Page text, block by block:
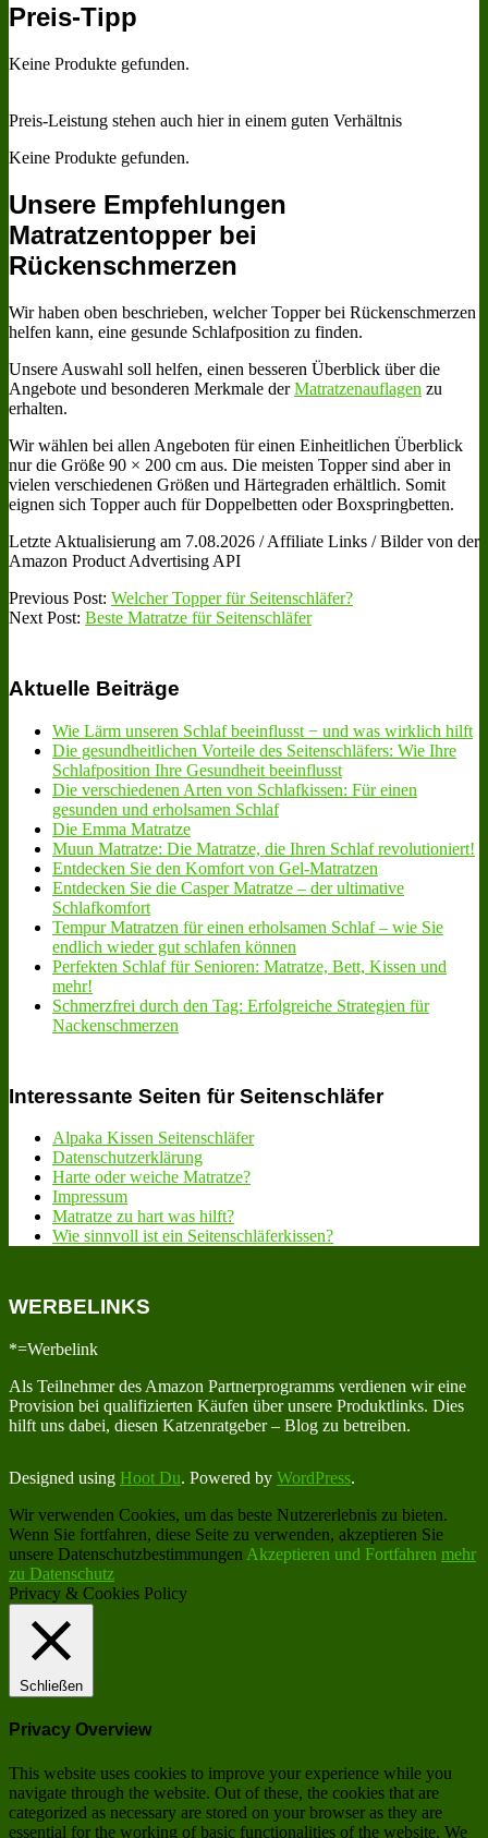
Preis-Tipp
Keine Produkte gefunden.
Preis-Leistung stehen auch hier in einem guten Verhältnis
Keine Produkte gefunden.
Unsere Empfehlungen
Matratzentopper bei
Rückenschmerzen
Wir haben oben beschrieben, welcher Topper bei Rückenschmerzen
helfen kann, eine gesunde Schlafposition zu finden.
Unsere Auswahl soll helfen, einen besseren Überblick über die
Angebote und besonderen Merkmale derMatratzenauflagen zu
erhalten.
Wir wählen bei allen Angeboten für einen Einheitlichen Überblick
nur die Größe 90 × 200 cm aus. Die meisten Topper sind aber in
vielen verschiedenen Größen und Härtegraden erhältlich. Somit
eignen sich Topper auch für Doppelbetten oder Boxspringbetten.
Letzte Aktualisierung am 7.08.2026 / Affiliate Links / Bilder von der
Amazon Product Advertising API
2022-
09-
Previous Post: Welcher Topper für Seitenschläfer?
Next Post: Beste Matratze für Seitenschläfer
Aktuelle Beiträge
Wie Lärm unseren Schlaf beeinflusst − und was wirklich hilft
Die gesundheitlichen Vorteile des Seitenschläfers: Wie Ihre
Schlafposition Ihre Gesundheit beeinflusst
Die verschiedenen Arten von Schlafkissen: Für einen
gesunden und erholsamen Schlaf
Die Emma Matratze
Muun Matratze: Die Matratze, die Ihren Schlaf revolutioniert!
Entdecken Sie den Komfort von Gel-Matratzen
Entdecken Sie die Casper Matratze – der ultimative
Schlafkomfort
Tempur Matratzen für einen erholsamen Schlaf – wie Sie
endlich wieder gut schlafen können
Perfekten Schlaf für Senioren: Matratze, Bett, Kissen und
mehr!
Schmerzfrei durch den Tag: Erfolgreiche Strategien für
Nackenschmerzen
Interessante Seiten für Seitenschläfer
Alpaka Kissen Seitenschläfer
Datenschutzerklärung
Harte oder weiche Matratze?
Impressum
Matratze zu hart was hilft?
Wie sinnvoll ist ein Seitenschläferkissen?
WERBELINKS
*=Werbelink
Als Teilnehmer des Amazon Partnerprogramms verdienen wir eine
Provision bei qualifizierten Käufen über unsere Produktlinks. Dies
hilft uns dabei, diesen Katzenratgeber – Blog zu betreiben.
Designed using Hoot Du. Powered by WordPress.
Wir verwenden Cookies, um das beste Nutzererlebnis zu bieten.
Wenn Sie fortfahren, diese Seite zu verwenden, akzeptieren Sie
unsere Datenschutzbestimmungen Akzeptieren und Fortfahren mehr
zu Datenschutz
Privacy & Cookies Policy
Schließen
Privacy Overview
This website uses cookies to improve your experience while you
navigate through the website. Out of these, the cookies that are
categorized as necessary are stored on your browser as they are
essential for the working of basic functionalities of the website. We